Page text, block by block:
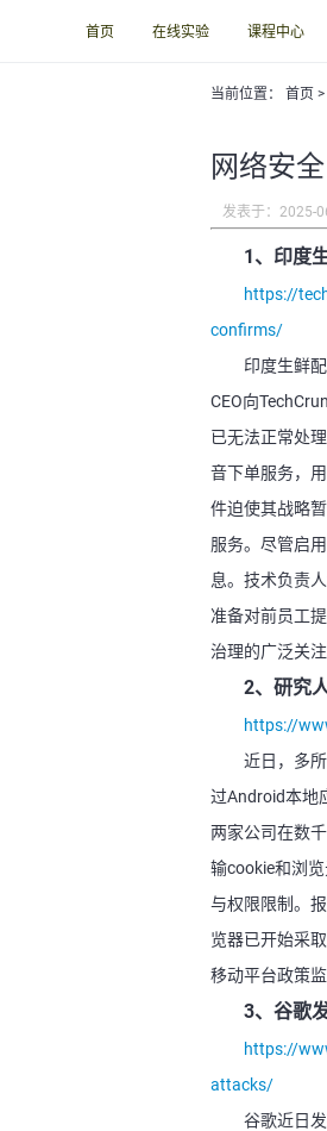
首页 在线实验 课程中心
当前位置： 首页 >
网络安
发表于：2025-
1、印度
https://
confirms/
印度生鲜
CEO向
已无法正常处
音下单服务，
件迫使其战略
服务。尽管启
息。技术负责
准备对前员工
治理的广泛关注
2、研究
https://
近日，多
过Android本地
两家公司在数
输cookie和浏
与权限限制。
览器已开始采
移动平台政策
3、谷歌
https://
attacks/
谷歌近日